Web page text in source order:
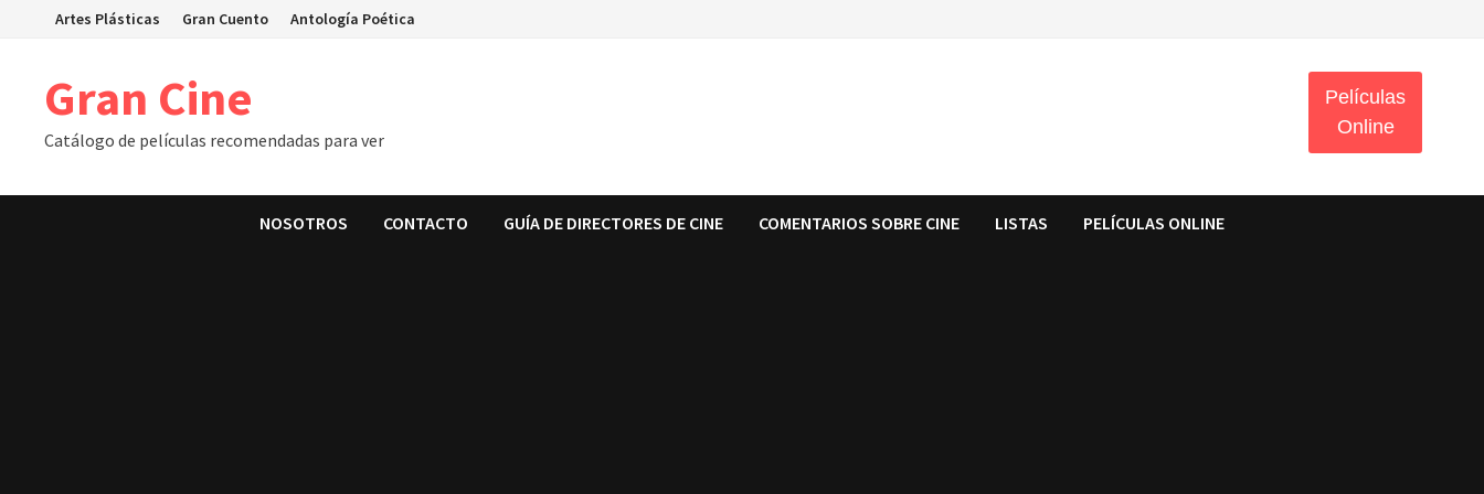
Artes Plásticas Gran Cuento Antología Poética
Gran Cine
Catálogo de películas recomendadas para ver
Películas
Online
NOSOTROS CONTACTO GUÍA DE DIRECTORES DE CINE COMENTARIOS SOBRE CINE LISTAS PELÍCULAS ONLINE